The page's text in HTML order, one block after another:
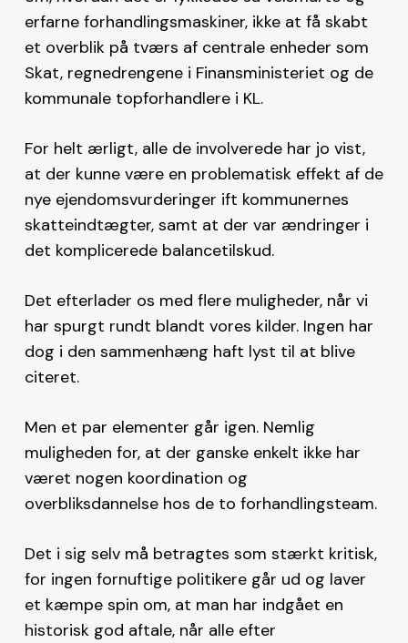
erfarne forhandlingsmaskiner, ikke at få skabt
et overblik på tværs af centrale enheder som
Skat, regnedrengene i Finansministeriet og de
kommunale topforhandlere i KL.
For helt ærligt, alle de involverede har jo vist,
at der kunne være en problematisk effekt af de
nye ejendomsvurderinger ift kommunernes
skatteindtægter, samt at der var ændringer i
det komplicerede balancetilskud.
Det efterlader os med flere muligheder, når vi
har spurgt rundt blandt vores kilder. Ingen har
dog i den sammenhæng haft lyst til at blive
citeret.
Men et par elementer går igen. Nemlig
muligheden for, at der ganske enkelt ikke har
været nogen koordination og
overbliksdannelse hos de to forhandlingsteam.
Det i sig selv må betragtes som stærkt kritisk,
for ingen fornuftige politikere går ud og laver
et kæmpe spin om, at man har indgået en
historisk god aftale, når alle efter